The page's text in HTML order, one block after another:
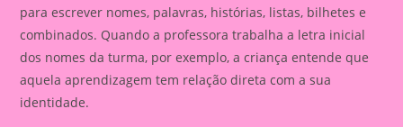
para escrever nomes, palavras, histórias, listas, bilhetes e
combinados. Quando a professora trabalha a letra inicial
dos nomes da turma, por exemplo, a criança entende que
aquela aprendizagem tem relação direta com a sua
identidade.